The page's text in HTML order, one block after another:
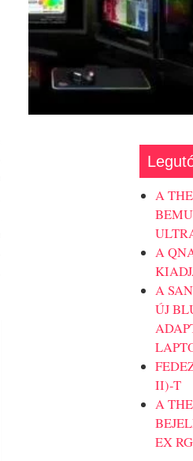
A
A
A
ÚJ
II)-T
A
EX